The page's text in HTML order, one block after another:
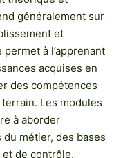
généralement sur
et
à l’apprenant
acquises en
des compétences
Les modules
à aborder
métier, des bases
de contrôle.